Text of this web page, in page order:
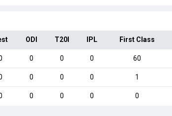
ODI T20I IPL First Class
0 0 0 60
0 0 0 1
0 0 0 0